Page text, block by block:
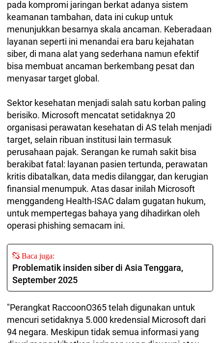
pada kompromi jaringan berkat adanya sistem
keamanan tambahan, data ini cukup untuk
menunjukkan besarnya skala ancaman. Keberadaan
layanan seperti ini menandai era baru kejahatan
siber, di mana alat yang sederhana namun efektif
bisa membuat ancaman berkembang pesat dan
menyasar target global.
Sektor kesehatan menjadi salah satu korban paling
berisiko. Microsoft mencatat setidaknya 20
organisasi perawatan kesehatan di AS telah menjadi
target, selain ribuan institusi lain termasuk
perusahaan pajak. Serangan ke rumah sakit bisa
berakibat fatal: layanan pasien tertunda, perawatan
kritis dibatalkan, data medis dilanggar, dan kerugian
finansial menumpuk. Atas dasar inilah Microsoft
menggandeng Health-ISAC dalam gugatan hukum,
untuk mempertegas bahaya yang dihadirkan oleh
operasi phishing semacam ini.
Baca juga:
Problematik insiden siber di Asia Tenggara,
September 2025
"Perangkat RaccoonO365 telah digunakan untuk
mencuri setidaknya 5.000 kredensial Microsoft dari
94 negara. Meskipun tidak semua informasi yang